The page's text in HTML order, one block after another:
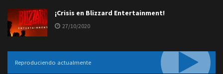
¡Crisis en Blizzard Entertainment!
27/10/2020
Reproduciendo actualmente